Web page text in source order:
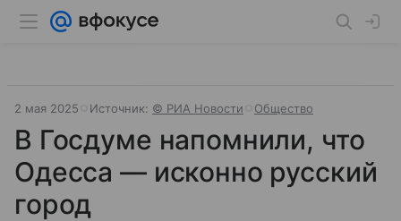
2 мая 2025 Источник: © РИА Новости Общество
В Госдуме напомнили, что
Одесса — исконно русский
город